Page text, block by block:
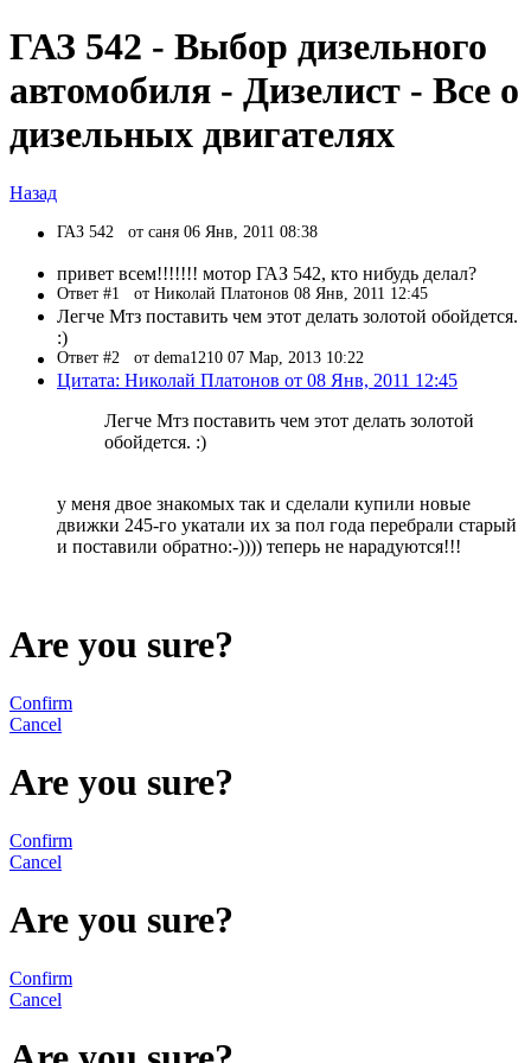
ГАЗ 542 - Выбор дизельного
автомобиля - Дизелист - Все о
дизельных двигателях
Назад
ГАЗ 542 от саня 06 Янв, 2011 08:38
привет всем!!!!!!! мотор ГАЗ 542, кто нибудь делал?
Ответ #1 от Николай Платонов 08 Янв, 2011 12:45
Легче Мтз поставить чем этот делать золотой обойдется.
:)
Ответ #2 от dema1210 07 Мар, 2013 10:22
Цитата: Николай Платонов от 08 Янв, 2011 12:45
Легче Мтз поставить чем этот делать золотой
обойдется. :)
у меня двое знакомых так и сделали купили новые
движки 245-го укатали их за пол года перебрали старый
и поставили обратно:-)))) теперь не нарадуются!!!
Are you sure?
Confirm
Cancel
Are you sure?
Confirm
Cancel
Are you sure?
Confirm
Cancel